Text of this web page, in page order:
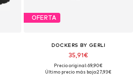
OFERTA
DOCKERS BY GERLI
35,91€
Precio original: 69,90€
Último precio más bajo:27,93€